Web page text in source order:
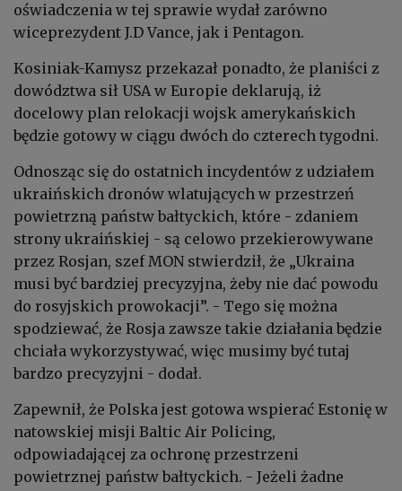
oświadczenia w tej sprawie wydał zarówno
wiceprezydent J.D Vance, jak i Pentagon.
Kosiniak-Kamysz przekazał ponadto, że planiści z
dowództwa sił USA w Europie deklarują, iż
docelowy plan relokacji wojsk amerykańskich
będzie gotowy w ciągu dwóch do czterech tygodni.
Odnosząc się do ostatnich incydentów z udziałem
ukraińskich dronów wlatujących w przestrzeń
powietrzną państw bałtyckich, które - zdaniem
strony ukraińskiej - są celowo przekierowywane
przez Rosjan, szef MON stwierdził, że „Ukraina
musi być bardziej precyzyjna, żeby nie dać powodu
do rosyjskich prowokacji”. - Tego się można
spodziewać, że Rosja zawsze takie działania będzie
chciała wykorzystywać, więc musimy być tutaj
bardzo precyzyjni - dodał.
Zapewnił, że Polska jest gotowa wspierać Estonię w
natowskiej misji Baltic Air Policing,
odpowiadającej za ochronę przestrzeni
powietrznej państw bałtyckich. - Jeżeli żadne